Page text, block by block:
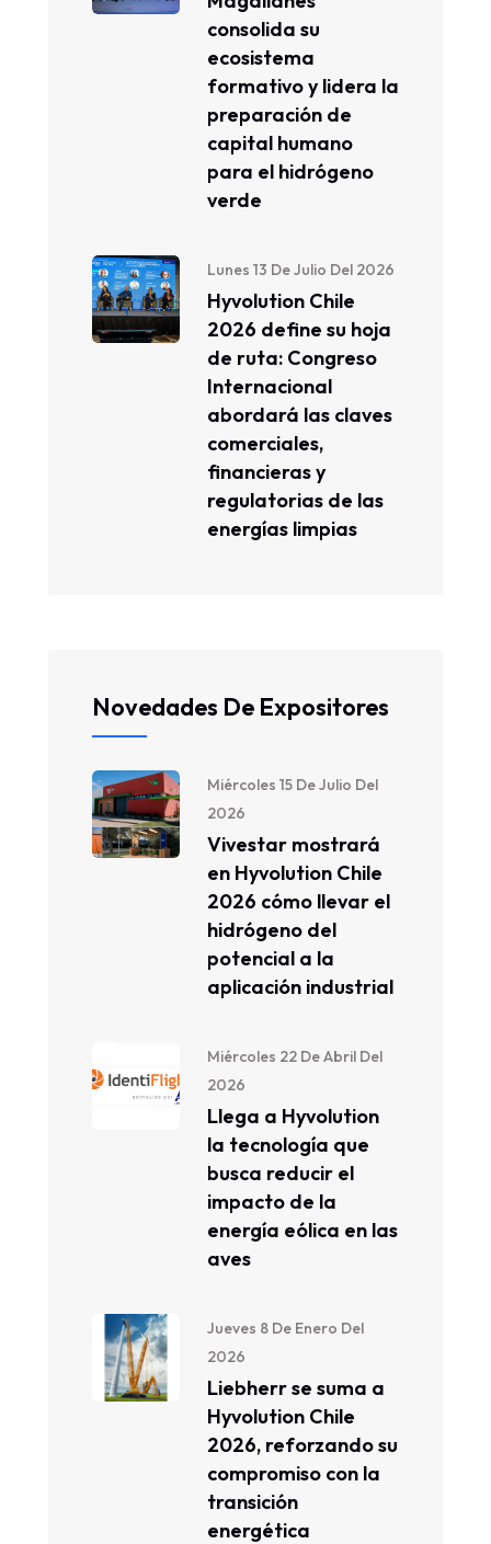
consolida su
ecosistema
formativo y lidera la
preparación de
capital humano
para el hidrógeno
verde
Lunes 13 De Julio Del 2026
Hyvolution Chile
2026 define su hoja
de ruta: Congreso
Internacional
abordará las claves
comerciales,
financieras y
regulatorias de las
energías limpias
Novedades De Expositores
Miércoles 15 De Julio Del
2026
Vivestar mostrará
en Hyvolution Chile
2026 cómo llevar el
hidrógeno del
potencial a la
aplicación industrial
Miércoles 22 De Abril Del
2026
Llega a Hyvolution
la tecnología que
busca reducir el
impacto de la
energía eólica en las
aves
Jueves 8 De Enero Del
2026
Liebherr se suma a
Hyvolution Chile
2026, reforzando su
compromiso con la
transición
energética